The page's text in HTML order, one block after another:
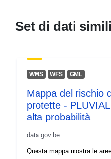
Set di dati simili
WMS WFS GML
Mappa del rischio
protette -
alta probabilità
data.gov.be
Questa mappa mostra le